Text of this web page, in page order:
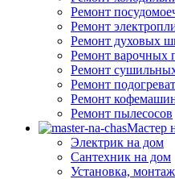
Ремонт
Ремонт
Ремонт духовых
Ремонт варочных
Ремонт
Ремонт
Ремонт
Ремонт пылесосов
Мастер
Электрик на дом
Сантехник на дом
Установка,